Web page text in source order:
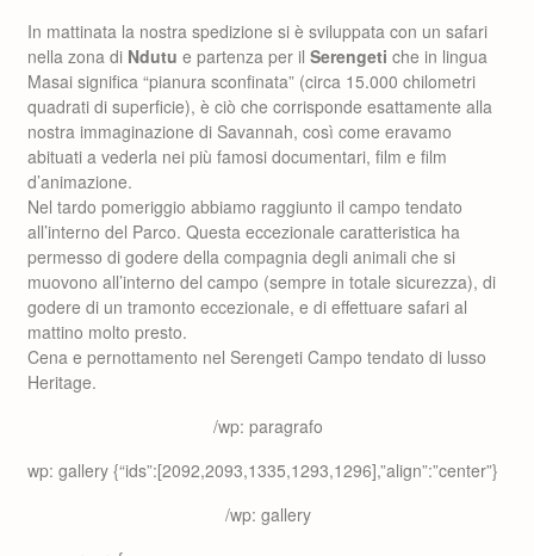
In mattinata la nostra spedizione si è sviluppata con un safari
nella zona di Ndutu e partenza per il Serengeti che in lingua
Masai significa “pianura sconfinata” (circa 15.000 chilometri
quadrati di superficie), è ciò che corrisponde esattamente alla
nostra immaginazione di Savannah, così come eravamo
abituati a vederla nei più famosi documentari, film e film
d’animazione.
Nel tardo pomeriggio abbiamo raggiunto il campo tendato
all’interno del Parco. Questa eccezionale caratteristica ha
permesso di godere della compagnia degli animali che si
muovono all’interno del campo (sempre in totale sicurezza), di
godere di un tramonto eccezionale, e di effettuare safari al
mattino molto presto.
Cena e pernottamento nel Serengeti Campo tendato di lusso
Heritage.
/wp: paragrafo
wp: gallery {“ids”:[2092,2093,1335,1293,1296],”align”:”center”}
/wp: gallery